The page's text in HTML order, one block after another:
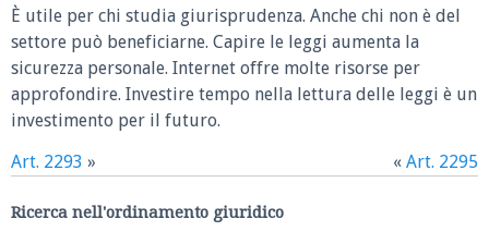
È utile per chi studia giurisprudenza. Anche chi non è del
settore può beneficiarne. Capire le leggi aumenta la
sicurezza personale. Internet offre molte risorse per
approfondire. Investire tempo nella lettura delle leggi è un
investimento per il futuro.
Art. 2293 » « Art. 2295
Ricerca nell'ordinamento giuridico